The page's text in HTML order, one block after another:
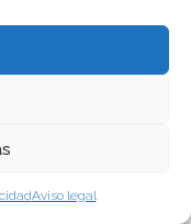
Aviso legal